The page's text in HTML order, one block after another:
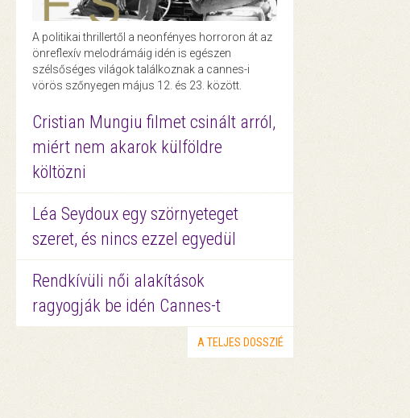
A politikai thrillertől a neonfényes horroron át az
önreflexív melodrámáig idén is egészen
szélsőséges világok találkoznak a cannes-i
vörös szőnyegen május 12. és 23. között.
Cristian Mungiu filmet csinált arról,
miért nem akarok külföldre
költözni
Léa Seydoux egy szörnyeteget
szeret, és nincs ezzel egyedül
Rendkívüli női alakítások
ragyogják be idén Cannes-t
A TELJES DOSSZIÉ